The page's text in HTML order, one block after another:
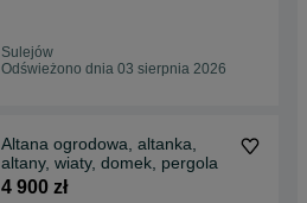
Sulejów
Odświeżono dnia 03 sierpnia 2026
Altana ogrodowa, altanka,
altany, wiaty, domek, pergola
4 900 zł